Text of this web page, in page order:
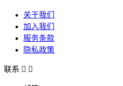
关于我们
加入我们
服务条款
隐私政策
联系  